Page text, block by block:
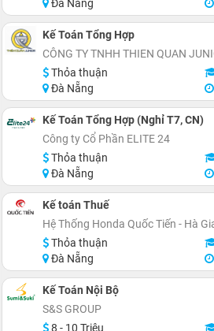
Đà Nẵng
Kế Toán Tổng Hợp
CÔNG TY TNHH THIEN QUAN
Thỏa thuận
Đà Nẵng
Kế Toán Tổng Hợp (Nghỉ T7, CN)
Công ty Cổ Phần ELITE 24
Thỏa thuận
Đà Nẵng
Kế toán Thuế
Hệ Thống Honda Quốc Tiến - Hà
Thỏa thuận
Đà Nẵng
Kế Toán Nội Bộ
S&S GROUP
8 - 10 Triệu